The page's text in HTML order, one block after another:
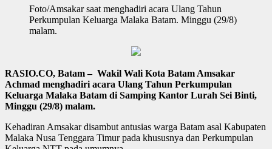
Foto/Amsakar saat menghadiri acara Ulang Tahun
Perkumpulan Keluarga Malaka Batam. Minggu (29/8)
malam.
RASIO.CO, Batam – Wakil Wali Kota Batam Amsakar
Achmad menghadiri acara Ulang Tahun Perkumpulan
Keluarga Malaka Batam di Samping Kantor Lurah Sei Binti,
Minggu (29/8) malam.
Kehadiran Amsakar disambut antusias warga Batam asal Kabupaten
Malaka Nusa Tenggara Timur pada khususnya dan Perkumpulan